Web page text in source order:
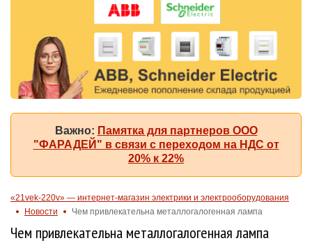
Важно: Памятка для партнеров ООО
"ФАРАДЕЙ" в связи с переходом на НДС от
20% к 22%
«21vek-220v» — интернет-магазин электрики и электрооборудования
Новости
Чем привлекательна металлогалогенная лампа
Чем привлекательна металлогалогенная лампа